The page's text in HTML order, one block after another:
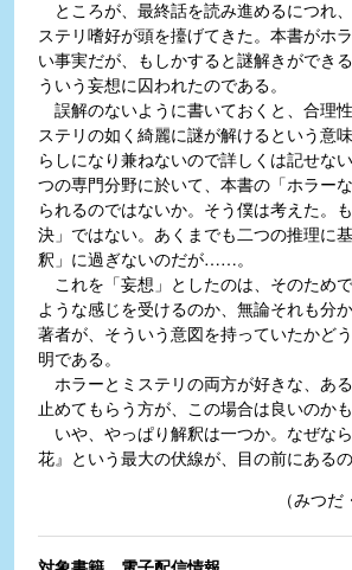
ところが、最終話を読み進めるにつれ
ステリ嗜好が頭を擡げてきた。本書がホ
い事実だが、もしかすると謎解きができ
ういう妄想に囚われたのである。
誤解のないように書いておくと、合理
ステリの如く綺麗に謎が解けるという意
らしになり兼ねないので詳しくは記せな
つの専門分野に於いて、本書の「ホラー
られるのではないか。そう僕は考えた。
決」ではない。あくまでも二つの推理に
釈」に過ぎないのだが……。
これを「妄想」としたのは、そのため
ような感じを受けるのか、無論それも分
著者が、そういう意図を持っていたかど
明である。
ホラーとミステリの両方が好きな、あ
止めてもらう方が、この場合は良いのかも
いや、やっぱり解釈は一つか。なぜな
花』という最大の伏線が、目の前にある
（みつ